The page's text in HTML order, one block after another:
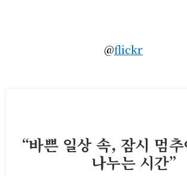
@flickr
“바쁜 일상 속, 잠시 멈
나누는 시간”